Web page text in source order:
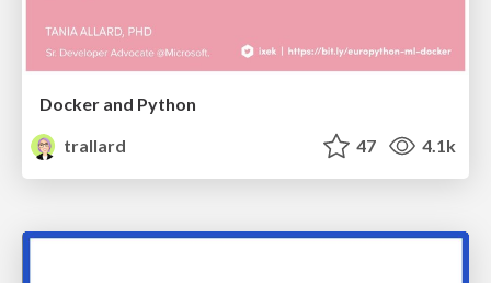
Docker and Python
trallard
47 4.1k